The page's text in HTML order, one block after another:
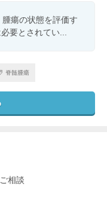
瘍の状態を評価す
要とされてい...
脊髄腫瘍
相談